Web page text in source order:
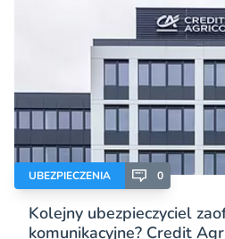
UBEZPIECZENIA 0
Kolejny ubezpieczyciel
komunikacyjne? Credit